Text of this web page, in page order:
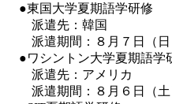
●東国大学夏期語学研修
派遣先：韓国
派遣期間：８月７日（日
●ワシントン大学夏期語学
派遣先：アメリカ
派遣期間：８月６日（土